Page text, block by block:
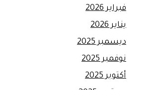
فبراير 2026
يناير 2026
ديسمبر 2025
نوفمبر 2025
أكتوبر 2025